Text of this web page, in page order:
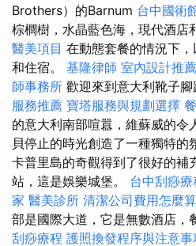
Brothers）的Barnum 台中國術
棕櫚樹，水晶藍色海，現代酒店
醫美項目 在動態套餐的情況下
和住宿。 基隆律師 室內設計推薦
師事務所 歡迎來到意大利靴子腳
服務推薦 寶塔服務與規劃選擇
的意大利南部喧囂，維蘇威的令
貝停止的時光創造了一種獨特的
卡普里島的奇觀得到了很好的補
站，這是娛樂城堡。 台中刮痧療
家 醫美診所 清潔公司費用怎麼
部是國際大道，它是無數酒店，
刮痧療程 護照換發程序與注意事